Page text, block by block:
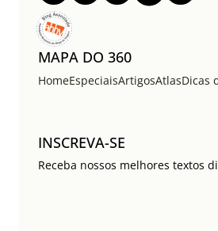
MAPA DO 360
HomeEspeciaisArtigosAtlasDicas
INSCREVA-SE
Receba nossos melhores textos